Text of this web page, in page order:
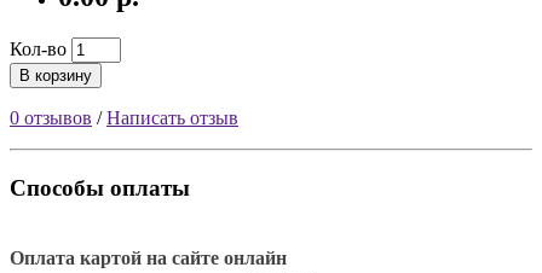
Кол-во
В корзину
0 отзывов /Написать отзыв
Способы оплаты
Оплата картой на сайте онлайн